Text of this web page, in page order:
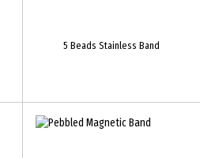
5 Beads Stainless Band